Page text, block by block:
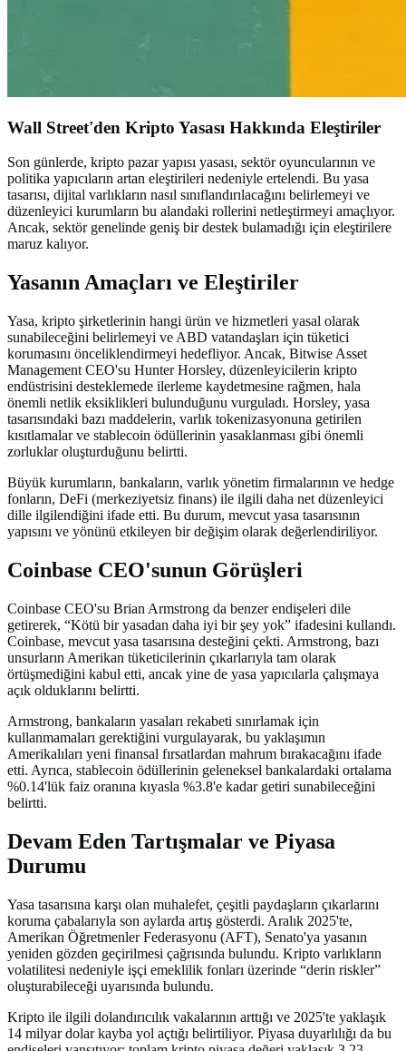
Wall Street'den Kripto Yasası Hakkında Eleştiriler
Son günlerde, kripto pazar yapısı yasası, sektör oyuncularının ve
politika yapıcıların artan eleştirileri nedeniyle ertelendi. Bu yasa
tasarısı, dijital varlıkların nasıl sınıflandırılacağını belirlemeyi ve
düzenleyici kurumların bu alandaki rollerini netleştirmeyi amaçlıyor.
Ancak, sektör genelinde geniş bir destek bulamadığı için eleştirilere
maruz kalıyor.
Yasanın Amaçları ve Eleştiriler
Yasa, kripto şirketlerinin hangi ürün ve hizmetleri yasal olarak
sunabileceğini belirlemeyi ve ABD vatandaşları için tüketici
korumasını önceliklendirmeyi hedefliyor. Ancak, Bitwise Asset
Management CEO'su Hunter Horsley, düzenleyicilerin kripto
endüstrisini desteklemede ilerleme kaydetmesine rağmen, hala
önemli netlik eksiklikleri bulunduğunu vurguladı. Horsley, yasa
tasarısındaki bazı maddelerin, varlık tokenizasyonuna getirilen
kısıtlamalar ve stablecoin ödüllerinin yasaklanması gibi önemli
zorluklar oluşturduğunu belirtti.
Büyük kurumların, bankaların, varlık yönetim firmalarının ve hedge
fonların, DeFi (merkeziyetsiz finans) ile ilgili daha net düzenleyici
dille ilgilendiğini ifade etti. Bu durum, mevcut yasa tasarısının
yapısını ve yönünü etkileyen bir değişim olarak değerlendiriliyor.
Coinbase CEO'sunun Görüşleri
Coinbase CEO'su Brian Armstrong da benzer endişeleri dile
getirerek, “Kötü bir yasadan daha iyi bir şey yok” ifadesini kullandı.
Coinbase, mevcut yasa tasarısına desteğini çekti. Armstrong, bazı
unsurların Amerikan tüketicilerinin çıkarlarıyla tam olarak
örtüşmediğini kabul etti, ancak yine de yasa yapıcılarla çalışmaya
açık olduklarını belirtti.
Armstrong, bankaların yasaları rekabeti sınırlamak için
kullanmamaları gerektiğini vurgulayarak, bu yaklaşımın
Amerikalıları yeni finansal fırsatlardan mahrum bırakacağını ifade
etti. Ayrıca, stablecoin ödüllerinin geleneksel bankalardaki ortalama
%0.14'lük faiz oranına kıyasla %3.8'e kadar getiri sunabileceğini
belirtti.
Devam Eden Tartışmalar ve Piyasa
Durumu
Yasa tasarısına karşı olan muhalefet, çeşitli paydaşların çıkarlarını
koruma çabalarıyla son aylarda artış gösterdi. Aralık 2025'te,
Amerikan Öğretmenler Federasyonu (AFT), Senato'ya yasanın
yeniden gözden geçirilmesi çağrısında bulundu. Kripto varlıkların
volatilitesi nedeniyle işçi emeklilik fonları üzerinde “derin riskler”
oluşturabileceği uyarısında bulundu.
Kripto ile ilgili dolandırıcılık vakalarının arttığı ve 2025'te yaklaşık
14 milyar dolar kayba yol açtığı belirtiliyor. Piyasa duyarlılığı da bu